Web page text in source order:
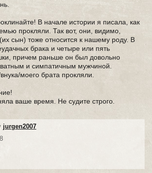
В начале истории я писала, как
прокляли. Так вот, они, видимо,
сын) тоже относится к нашему роду. В
брака и четыре или пять
причем раньше он был довольно
и симпатичным мужчиной.
моего брата прокляли.
ваше время. Не судите строго.
jurgen2007